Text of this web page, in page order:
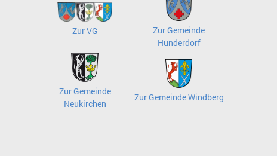
Zur VG
Zur Gemeinde
Hunderdorf
Zur Gemeinde
Neukirchen
Zur Gemeinde Windberg